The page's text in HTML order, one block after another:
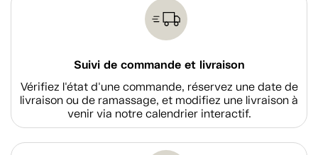
Suivi de commande et livraison
Vérifiez l'état d'une commande, réservez une date de
livraison ou de ramassage, et modifiez une livraison à
venir via notre calendrier interactif.